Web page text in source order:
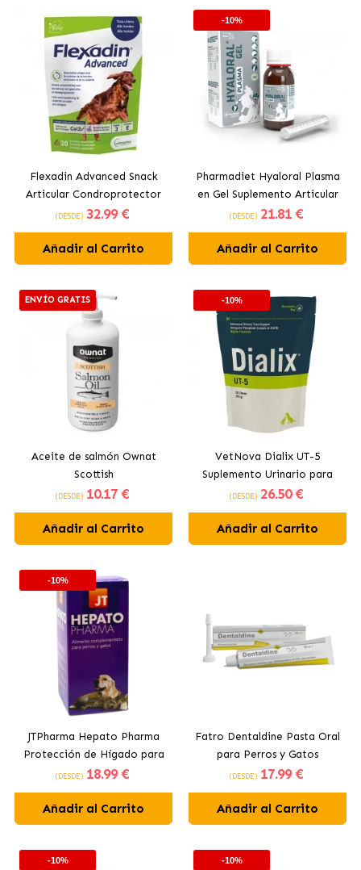
Flexadin Advanced Snack
Articular Condroprotector
para Perros
(DESDE) 32.99 €
Añadir al Carrito
-10%
Pharmadiet Hyaloral Plasma
en Gel Suplemento Articular
Para Perros y Gatos
(DESDE) 21.81 €
Añadir al Carrito
ENVÍO GRATIS
Aceite de salmón Ownat
Scottish
(DESDE) 10.17 €
Añadir al Carrito
-10%
VetNova Dialix UT-5
Suplemento Urinario para
Perros y Gatos
(DESDE) 26.50 €
Añadir al Carrito
-10%
JTPharma Hepato Pharma
Protección de Hígado para
Perros y Gatos Solución
(DESDE) 18.99 €
Añadir al Carrito
Fatro Dentaldine Pasta Oral
para Perros y Gatos
(DESDE) 17.99 €
Añadir al Carrito
-10% -10%